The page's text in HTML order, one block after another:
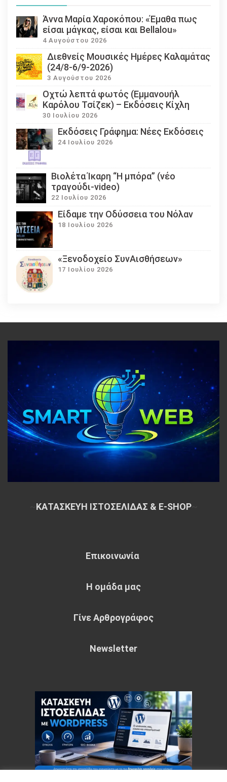
Άννα Μαρία Χαροκόπου: «Έμαθα πως
είσαι μάγκας, είσαι και Bellalou»
4 Αυγούστου 2026
Διεθνείς Μουσικές Ημέρες Καλαμάτας
(24/8-6/9-2026)
3 Αυγούστου 2026
Οχτώ λεπτά φωτός (Εμμανουήλ
Καρόλου Τσίζεκ) – Εκδόσεις Κίχλη
30 Ιουλίου 2026
Εκδόσεις Γράφημα: Νέες Εκδόσεις
24 Ιουλίου 2026
Βιολέτα Ίκαρη “Η μπόρα” (νέο
τραγούδι-video)
22 Ιουλίου 2026
Eίδαμε την Οδύσσεια του Νόλαν
18 Ιουλίου 2026
«Ξενοδοχείο ΣυνΑισθήσεων»
17 Ιουλίου 2026
ΚΑΤΑΣΚΕΥΗ ΙΣΤΟΣΕΛΙΔΑΣ & E-SHOP~
Επικοινωνία
Η ομάδα μας
Γίνε Αρθρογράφος
Newsletter